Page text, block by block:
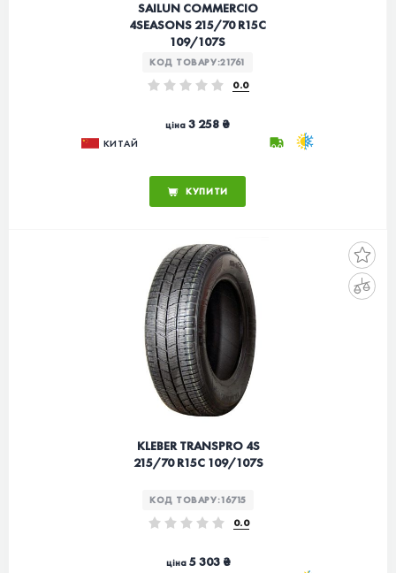
SAILUN COMMERCIO
4SEASONS 215/70 R15C
109/107S
КОД ТОВАРУ:21761
0.0
ціна 3 258 ₴
КИТАЙ
КУПИТИ
KLEBER TRANSPRO 4S
215/70 R15C 109/107S
КОД ТОВАРУ:16715
0.0
ціна5 303 ₴